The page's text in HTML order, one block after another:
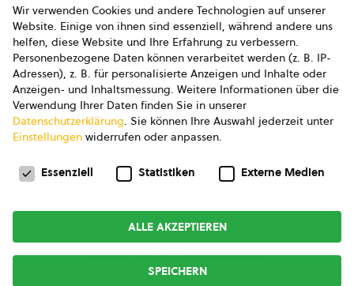
AGB
AGB Marketing GmbH
AGB Bildung
Newsletter
Copyright © 2026bio austria
Wir verwenden Cookies und andere Technologien auf unserer
Website. Einige von ihnen sind essenziell, während andere uns
helfen, diese Website und Ihre Erfahrung zu verbessern.
Personenbezogene Daten können verarbeitet werden (z. B. IP-
Adressen), z. B. für personalisierte Anzeigen und Inhalte oder
Anzeigen- und Inhaltsmessung. Weitere Informationen über die
Verwendung Ihrer Daten finden Sie in unserer
Datenschutzerklärung. Sie können Ihre Auswahl jederzeit unter
Einstellungen widerrufen oder anpassen.
Datenschutzeinstellungen
Essenziell Statistiken Externe Medien
ALLE AKZEPTIEREN
SPEICHERN